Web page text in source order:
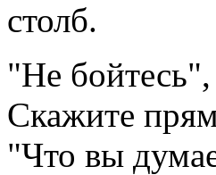
столб.
"Не
Скажите
"Что вы